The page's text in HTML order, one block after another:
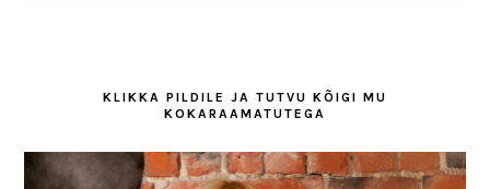
KLIKKA PILDILE JA TUTVU KÕIGI MU
KOKARAAMATUTEGA